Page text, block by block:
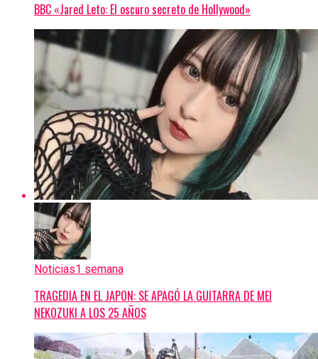
BBC «Jared Leto: El oscuro secreto de Hollywood»
Noticias1 semana
TRAGEDIA EN EL JAPON: SE APAGÓ LA GUITARRA DE MEI
NEKOZUKI A LOS 25 AÑOS